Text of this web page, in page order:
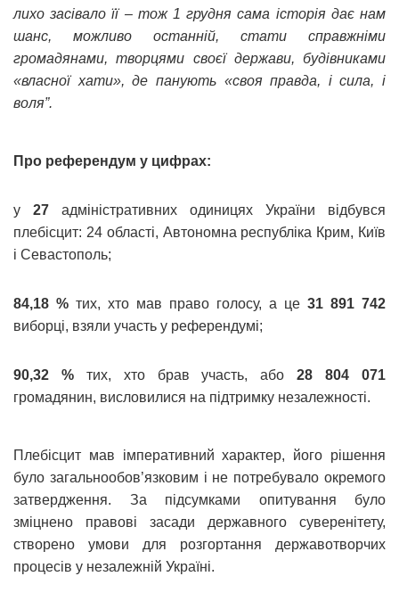
лихо засівало її – тож 1 грудня сама історія дає нам
шанс, можливо останній, стати справжніми
громадянами, творцями своєї держави, будівниками
«власної хати», де панують «своя правда, і сила, і
воля”.
Про референдум у цифрах:
у 27 адміністративних одиницях України відбувся
плебісцит: 24 області, Автономна республіка Крим, Київ
і Севастополь;
84,18 % тих, хто мав право голосу, а це 31 891 742
виборці, взяли участь у референдумі;
90,32 %тих, хто брав участь, або28 804 071
громадянин, висловилися на підтримку незалежності.
Плебісцит мав імперативний характер, його рішення
було загальнообов’язковим і не потребувало окремого
затвердження. За підсумками опитування було
зміцнено правові засади державного суверенітету,
створено умови для розгортання державотворчих
процесів у незалежній Україні.